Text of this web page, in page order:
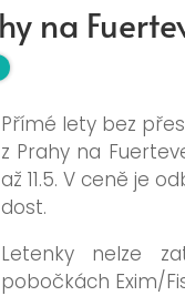
na
Přímé lety bez
z Prahy na
až 11.5. V ceně je
dost.
Letenky nelze
pobočkách Exim/